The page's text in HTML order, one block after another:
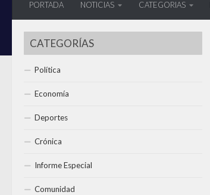
PORTADA NOTICIAS CATEGORIAS
CATEGORÍAS
Política
Economía
Deportes
Crónica
Informe Especial
Comunidad